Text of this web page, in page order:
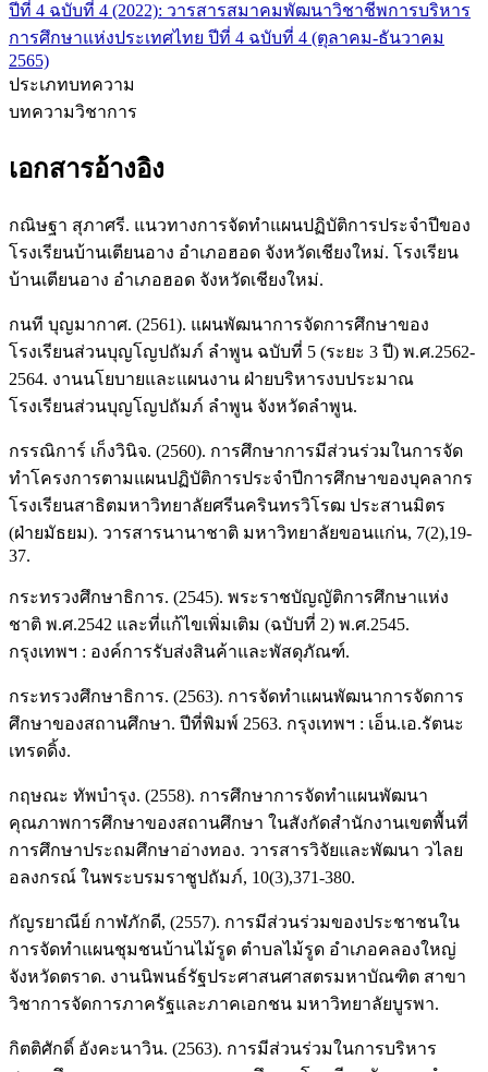
ปีที่ 4 ฉบับที่ 4 (2022): วารสารสมาคมพัฒนาวิชาชีพการบริหาร
การศึกษาแห่งประเทศไทย ปีที่ 4 ฉบับที่ 4 (ตุลาคม-ธันวาคม
2565)
ประเภทบทความ
บทความวิชาการ
เอกสารอ้างอิง
กณิษฐา สุภาศรี. แนวทางการจัดทำแผนปฏิบัติการประจำปีของ
โรงเรียนบ้านเตียนอาง อำเภอฮอด จังหวัดเชียงใหม่. โรงเรียน
บ้านเตียนอาง อำเภอฮอด จังหวัดเชียงใหม่.
กนที บุญมากาศ. (2561). แผนพัฒนาการจัดการศึกษาของ
โรงเรียนส่วนบุญโญปถัมภ์ ลำพูน ฉบับที่ 5 (ระยะ 3 ปี) พ.ศ.2562-
2564. งานนโยบายและแผนงาน ฝ่ายบริหารงบประมาณ
โรงเรียนส่วนบุญโญปถัมภ์ ลำพูน จังหวัดลำพูน.
กรรณิการ์ เก็งวินิจ. (2560). การศึกษาการมีส่วนร่วมในการจัด
ทำโครงการตามแผนปฏิบัติการประจำปีการศึกษาของบุคลากร
โรงเรียนสาธิตมหาวิทยาลัยศรีนครินทรวิโรฒ ประสานมิตร
(ฝ่ายมัธยม). วารสารนานาชาติ มหาวิทยาลัยขอนแก่น, 7(2),19-
37.
กระทรวงศึกษาธิการ. (2545). พระราชบัญญัติการศึกษาแห่ง
ชาติ พ.ศ.2542 และที่แก้ไขเพิ่มเติม (ฉบับที่ 2) พ.ศ.2545.
กรุงเทพฯ : องค์การรับส่งสินค้าและพัสดุภัณฑ์.
กระทรวงศึกษาธิการ. (2563). การจัดทำแผนพัฒนาการจัดการ
ศึกษาของสถานศึกษา. ปีที่พิมพ์ 2563. กรุงเทพฯ : เอ็น.เอ.รัตนะ
เทรดดิ้ง.
กฤษณะ ทัพบำรุง. (2558). การศึกษาการจัดทำแผนพัฒนา
คุณภาพการศึกษาของสถานศึกษา ในสังกัดสำนักงานเขตพื้นที่
การศึกษาประถมศึกษาอ่างทอง. วารสารวิจัยและพัฒนา วไลย
อลงกรณ์ ในพระบรมราชูปถัมภ์, 10(3),371-380.
กัญรยาณีย์ กาฬภักดี, (2557). การมีส่วนร่วมของประชาชนใน
การจัดทำแผนชุมชนบ้านไม้รูด ตำบลไม้รูด อำเภอคลองใหญ่
จังหวัดตราด. งานนิพนธ์รัฐประศาสนศาสตรมหาบัณฑิต สาขา
วิชาการจัดการภาครัฐและภาคเอกชน มหาวิทยาลัยบูรพา.
กิตติศักดิ์ อังคะนาวิน. (2563). การมีส่วนร่วมในการบริหาร